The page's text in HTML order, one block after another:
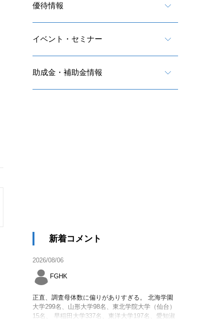
優待情報
イベント・セミナー
助成金・補助金情報
新着コメント
2026/08/06
FGHK
正直、調査母体数に偏りがありすぎる。 北海学園
大学299名、山形大学98名、東北学院大学（仙台）
15名、 早稲田大学337名、東洋大学197名、愛知淑